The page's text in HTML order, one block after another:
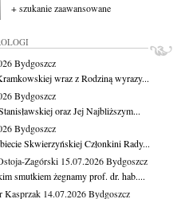
+ szukanie zaawansowane
Bydgoszcz
wraz z Rodziną wyrazy...
Bydgoszcz
oraz Jej Najbliższym...
Bydgoszcz
Skwierzyńskiej Członkini Rady...
Zagórski 15.07.2026Bydgoszcz
smutkiem żegnamy prof. dr. hab....
Kasprzak 14.07.2026Bydgoszcz